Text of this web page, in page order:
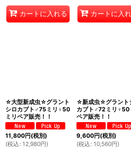
カートに入れる カートに入
☆大型新成虫☆グラント
シロカブト♂75ミリ♀50
ミリペア販売！！
11,800円(税別)
(税込 : 12,980円)
☆新成虫☆グラント
カブト♂72ミリ♀50
ペア販売！！
9,600円(税別)
(税込 : 10,560円)